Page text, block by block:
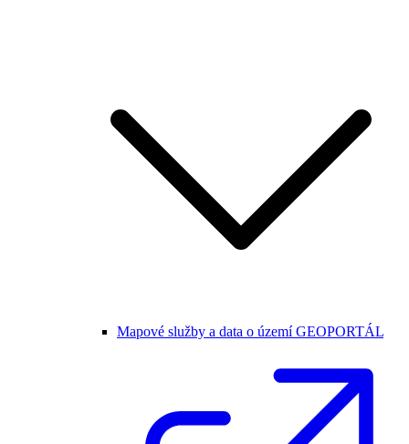
Mapové služby a data o území GEOPORTÁL